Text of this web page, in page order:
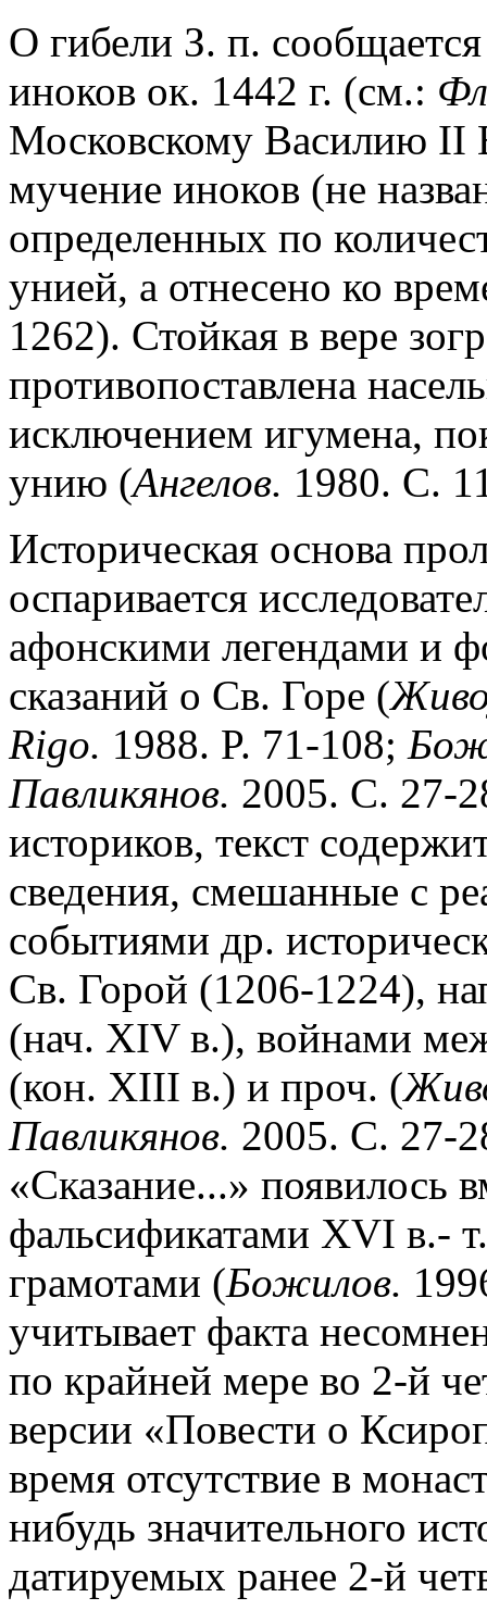
О гибели З. п.
иноков ок. 1442 г. (см.:
Московскому Василию II
мучение иноков (не
определенных по
унией, а отнесено ко
1262). Стойкая в вере
противопоставлена
исключением игумена,
унию (Ангелов. 1980. С.
Историческая основа
оспаривается
афонскими легендами и
сказаний о Св. Горе (
Rigo. 1988. P. 71-108;
Павликянов. 2005. С. 27-
историков, текст
сведения, смешанные с
событиями др.
Св. Горой (1206-1224),
(нач. ХIV в.), войнами
(кон. ХIII в.) и проч. (
Павликянов. 2005. С. 27-
«Сказание...» появилось
фальсификатами XVI в.-
грамотами (Божилов.
учитывает факта
по крайней мере во 2-й
версии «Повести о
время отсутствие в
нибудь значительного
датируемых ранее 2-й